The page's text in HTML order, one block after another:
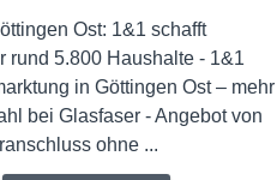
Ost: 1&1 schafft
rund 5.800 Haushalte - 1&1
in Göttingen Ost – mehr
bei Glasfaser - Angebot von
ohne ...